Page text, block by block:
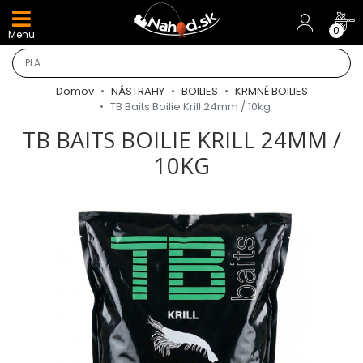
Menu 0
Domov NÁSTRAHY BOILIES
KRMNÉ BOILIES
TB Baits Boilie Krill 24mm / 10kg
TB BAITS BOILIE KRILL 24MM /
10KG
DARČEKY A AKCIE
TOP AKCIE
Odporúčame
AKCIA 1+1
AKCIOVÝ CAMPING
PRÚTY
KAPROVÉ PRÚTY